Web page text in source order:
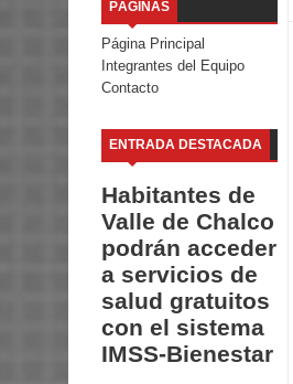
PÁGINAS
Página Principal
Integrantes del Equipo
Contacto
ENTRADA DESTACADA
Habitantes de
Valle de Chalco
podrán acceder
a servicios de
salud gratuitos
con el sistema
IMSS-Bienestar